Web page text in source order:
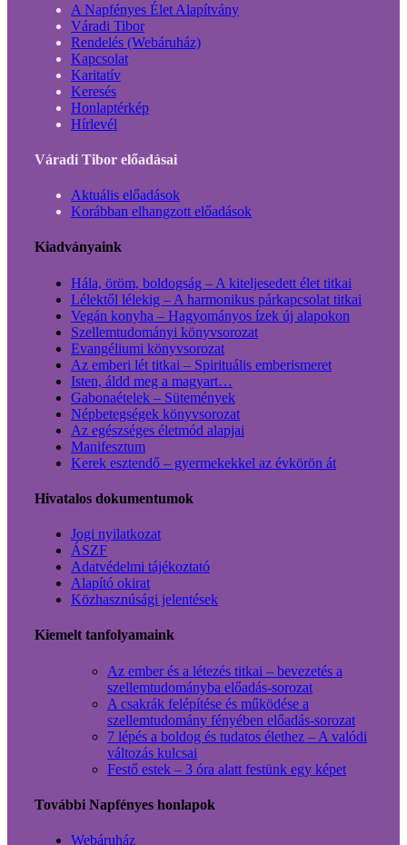
A Napfényes Élet Alapítvány
Váradi Tibor
Rendelés (Webáruház)
Kapcsolat
Karitatív
Keresés
Honlaptérkép
Hírlevél
Váradi Tibor előadásai
Aktuális előadások
Korábban elhangzott előadások
Kiadványaink
Hála, öröm, boldogság – A kiteljesedett élet titkai
Lélektől lélekig – A harmonikus párkapcsolat titkai
Vegán konyha – Hagyományos ízek új alapokon
Szellemtudományi könyvsorozat
Evangéliumi könyvsorozat
Az emberi lét titkai – Spirituális emberismeret
Isten, áldd meg a magyart…
Gabonaételek – Sütemények
Népbetegségek könyvsorozat
Az egészséges életmód alapjai
Manifesztum
Kerek esztendő – gyermekekkel az évkörön át
Hivatalos dokumentumok
Jogi nyilatkozat
ÁSZF
Adatvédelmi tájékoztató
Alapító okirat
Közhasznúsági jelentések
Kiemelt tanfolyamaink
Az ember és a létezés titkai – bevezetés a
szellemtudományba előadás-sorozat
A csakrák felépítése és működése a
szellemtudomány fényében előadás-sorozat
7 lépés a boldog és tudatos élethez – A valódi
változás kulcsai
Festő estek – 3 óra alatt festünk egy képet
További Napfényes honlapok
Webáruház